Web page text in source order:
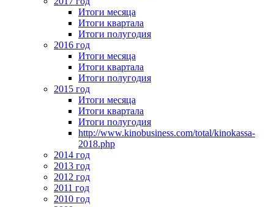
Итоги месяца
Итоги квартала
Итоги полугодия
2016 год
Итоги месяца
Итоги квартала
Итоги полугодия
2015 год
Итоги месяца
Итоги квартала
Итоги полугодия
http://www.kinobusiness.com/total/kinokassa-
2018.php
2014 год
2013 год
2012 год
2011 год
2010 год